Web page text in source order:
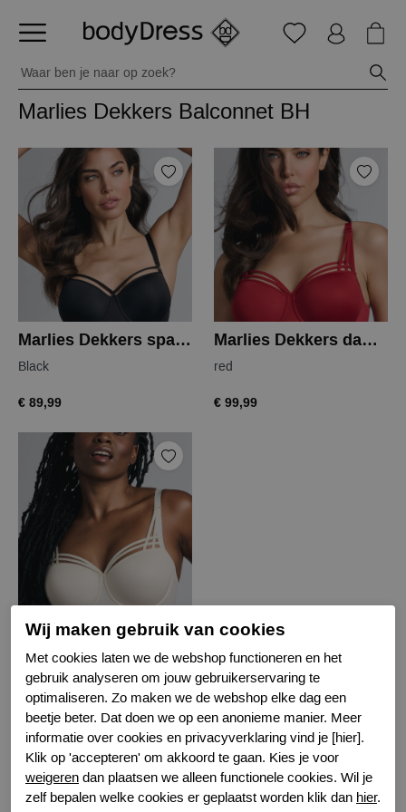
Marlies Dekkers Balconnet BH
Marlies Dekkers space odyssey balcony
Black
€ 89,99
Marlies Dekkers dame de paris balcony
red
€ 99,99
Marlies Dekkers dame de paris balcony
Ivory
€ 99,99
Filter
Wij maken gebruik van cookies
Met cookies laten we de webshop functioneren en het
gebruik analyseren om jouw gebruikerservaring te
optimaliseren. Zo maken we de webshop elke dag een
beetje beter. Dat doen we op een anonieme manier. Meer
informatie over cookies en privacyverklaring vind je [hier].
Klik op 'accepteren' om akkoord te gaan. Kies je voor
weigeren dan plaatsen we alleen functionele cookies. Wil je
zelf bepalen welke cookies er geplaatst worden klik dan hier.